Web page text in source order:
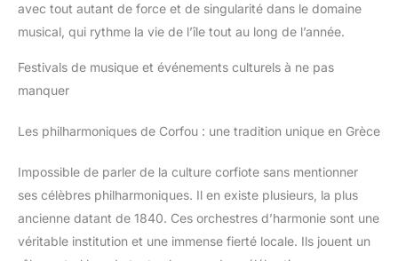
avec tout autant de force et de singularité dans le domaine
musical, qui rythme la vie de l’île tout au long de l’année.
Festivals de musique et événements culturels à ne pas
manquer
Les philharmoniques de Corfou : une tradition unique en Grèce
Impossible de parler de la culture corfiote sans mentionner
ses célèbres philharmoniques. Il en existe plusieurs, la plus
ancienne datant de 1840. Ces orchestres d’harmonie sont une
véritable institution et une immense fierté locale. Ils jouent un